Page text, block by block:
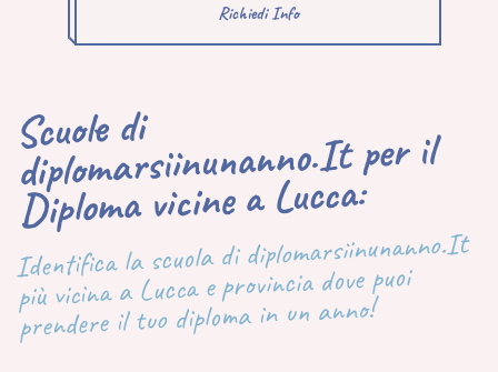
Richiedi Info
Scuole di
diplomarsiinunanno.It per il
Diploma vicine a Lucca:
Identifica la scuola di diplomarsiinunanno.It
più vicina a Lucca e provincia dove puoi
prendere il tuo diploma in un anno!